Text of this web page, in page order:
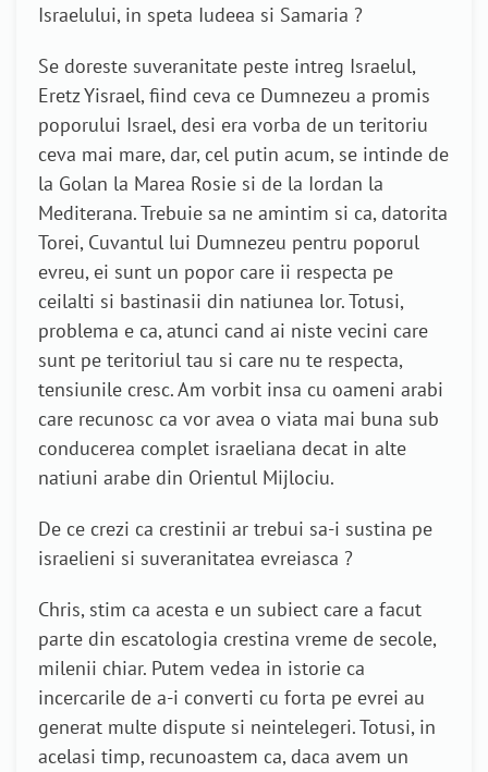
Israelului, in speta Iudeea si Samaria ?
Se doreste suveranitate peste intreg Israelul,
Eretz Yisrael, fiind ceva ce Dumnezeu a promis
poporului Israel, desi era vorba de un teritoriu
ceva mai mare, dar, cel putin acum, se intinde de
la Golan la Marea Rosie si de la Iordan la
Mediterana. Trebuie sa ne amintim si ca, datorita
Torei, Cuvantul lui Dumnezeu pentru poporul
evreu, ei sunt un popor care ii respecta pe
ceilalti si bastinasii din natiunea lor. Totusi,
problema e ca, atunci cand ai niste vecini care
sunt pe teritoriul tau si care nu te respecta,
tensiunile cresc. Am vorbit insa cu oameni arabi
care recunosc ca vor avea o viata mai buna sub
conducerea complet israeliana decat in alte
natiuni arabe din Orientul Mijlociu.
De ce crezi ca crestinii ar trebui sa-i sustina pe
israelieni si suveranitatea evreiasca ?
Chris, stim ca acesta e un subiect care a facut
parte din escatologia crestina vreme de secole,
milenii chiar. Putem vedea in istorie ca
incercarile de a-i converti cu forta pe evrei au
generat multe dispute si neintelegeri. Totusi, in
acelasi timp, recunoastem ca, daca avem un